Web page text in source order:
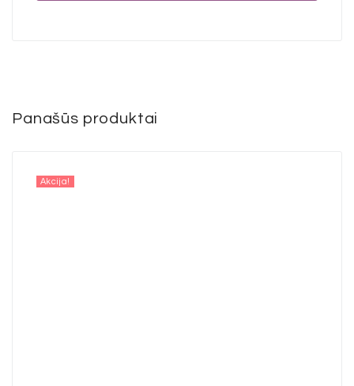
Panašūs produktai
Akcija!